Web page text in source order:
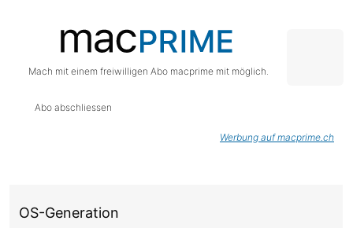
Mach mit einem freiwilligen Abo macprime mit möglich.
Abo abschliessen
Werbung auf macprime.ch
OS-Generation